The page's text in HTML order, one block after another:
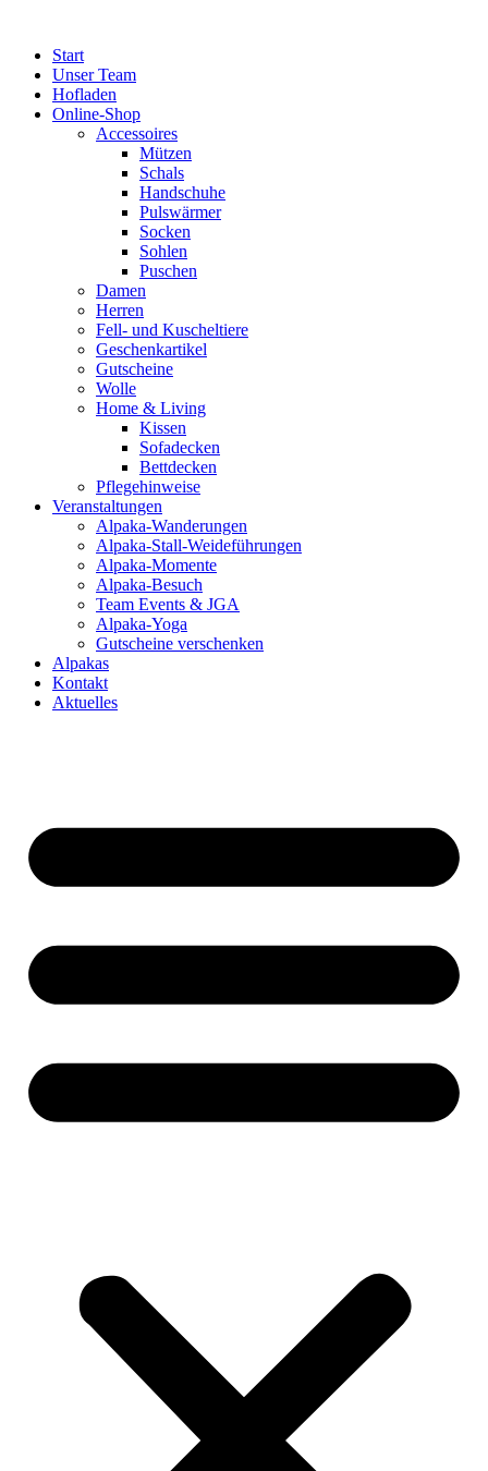
springenStart
Unser Team
Hofladen
Online-Shop
Accessoires
Mützen
Schals
Handschuhe
Pulswärmer
Socken
Sohlen
Puschen
Damen
Herren
Fell- und Kuscheltiere
Geschenkartikel
Gutscheine
Wolle
Home & Living
Kissen
Sofadecken
Bettdecken
Pflegehinweise
Veranstaltungen
Alpaka-Wanderungen
Alpaka-Stall-Weideführungen
Alpaka-Momente
Alpaka-Besuch
Team Events & JGA
Alpaka-Yoga
Gutscheine verschenken
Alpakas
Kontakt
Aktuelles